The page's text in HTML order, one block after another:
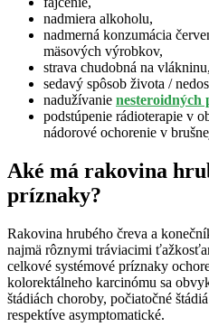
nadmiera alkoholu,
nadmerná konzumácia
mäsových výrobkov,
strava chudobná na vlákninu,
sedavý spôsob života /
nadužívanie nesteroidných
podstúpenie rádioterapie v
nádorové ochorenie v
Aké má rakovina
príznaky?
Rakovina hrubého čreva a
najmä rôznymi tráviacimi
celkové systémové príznaky
kolorektálneho karcinómu sa
štádiách choroby, počiatočné
respektíve asymptomatické.